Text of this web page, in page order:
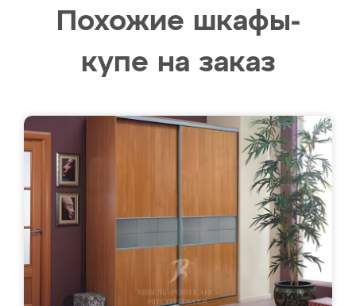
Похожие шкафы-
купе на заказ